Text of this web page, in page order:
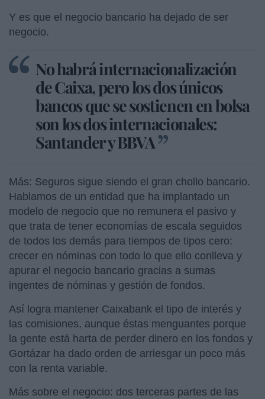
Y es que el negocio bancario ha dejado de ser
negocio.
No habrá internacionalización
de Caixa, pero los dos únicos
bancos que se sostienen en bolsa
son los dos internacionales:
Santander y BBVA
Más: Seguros sigue siendo el gran chollo bancario.
Hablamos de un entidad que ha implantado un
modelo de negocio que no remunera el pasivo y
que trata de tener economías de escala seguidos
de todos los demás para tiempos de tipos cero:
crecer en nóminas con todo lo que ello conlleva y
apurar el negocio bancario gracias a sumas
ingentes de nóminas y gestión de fondos.
Así logra mantener Caixabank el tipo de interés y
las comisiones, aunque éstas menguantes porque
la gente está harta de perder dinero en los fondos y
Gortázar ha dado orden de arriesgar un poco más
con la renta variable.
Más sobre el negocio: dos terceras partes de las